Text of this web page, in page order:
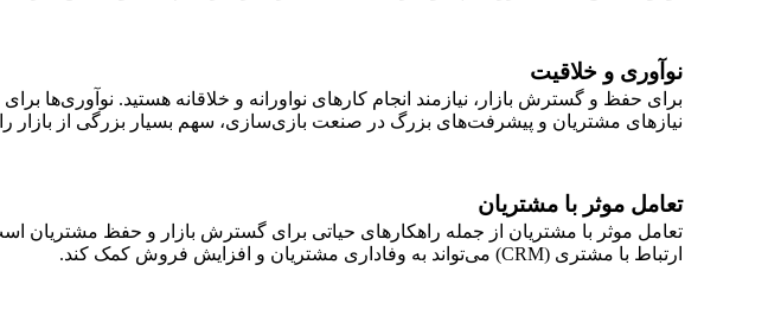
نوآوری و خلاقیت
برای حفظ و گسترش بازار، نیازمند انجام کارهای نواورانه و خلاقانه هستید. نوآوری‌ها
نیازهای مشتریان و پیشرفت‌های بزرگ در صنعت بازی‌سازی، سهم بسیار بزرگی از بازار
تعامل موثر با مشتریان
تعامل موثر با مشتریان از جمله راهکارهای حیاتی برای گسترش بازار و حفظ مشتریان
ارتباط با مشتری (CRM) می‌تواند به وفاداری مشتریان و افزایش فروش کمک کند.